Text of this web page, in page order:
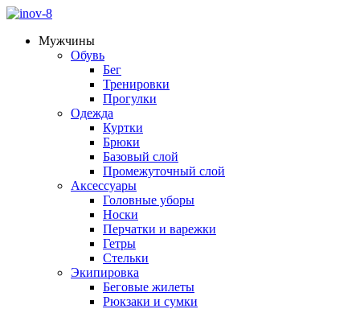
Мужчины
Обувь
Бег
Тренировки
Прогулки
Одежда
Куртки
Брюки
Базовый слой
Промежуточный слой
Аксессуары
Головные уборы
Носки
Перчатки и варежки
Гетры
Стельки
Экипировка
Беговые жилеты
Рюкзаки и сумки